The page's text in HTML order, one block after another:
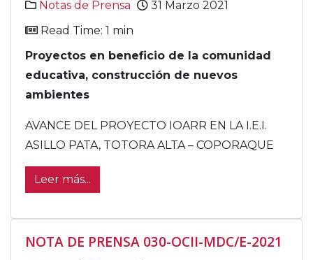
Notas de Prensa
31 Marzo 2021
Read Time: 1 min
Proyectos en beneficio de la comunidad
educativa, construcción de nuevos
ambientes
AVANCE DEL PROYECTO IOARR EN LA I.E.I.
ASILLO PATA, TOTORA ALTA – COPORAQUE
Leer más...
NOTA DE PRENSA 030-OCII-MDC/E-2021